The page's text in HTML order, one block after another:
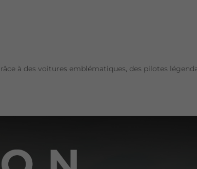
à des voitures emblématiques, des pilotes